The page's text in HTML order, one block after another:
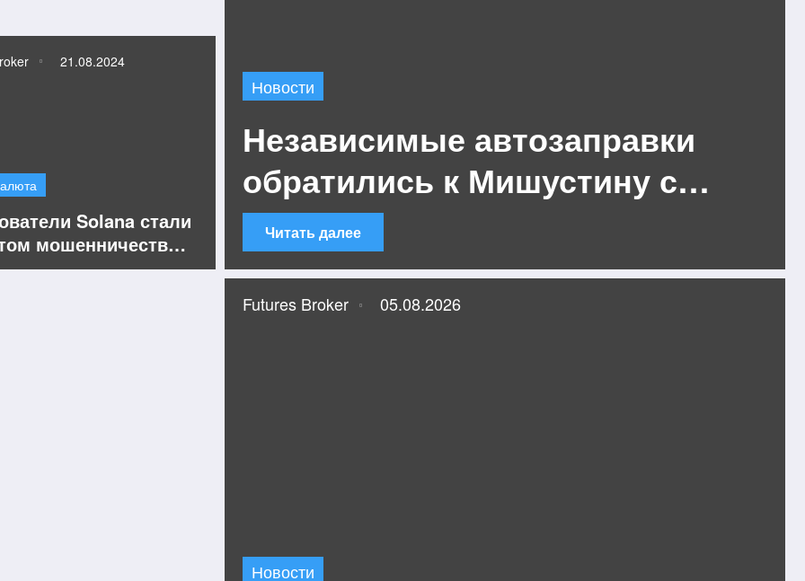
Solana стали
мошенничества с
Chrome `Bull
21.08.2024
Новости
Независимые автозаправки
обратились к Мишустину с
просьбой равномерно
распределять топливо между
ними и крупными конкурентами
Читать далее
Новости
Futures Broker 05.08.2026